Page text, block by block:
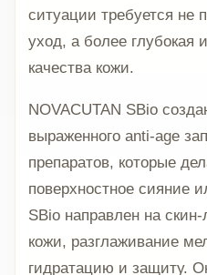
ситуации требуется не
уход, а более глубокая
качества кожи.
NOVACUTAN SBio
выраженного anti-age
препаратов, которые
поверхностное сияние
SBio направлен на
кожи, разглаживание
гидратацию и защиту.